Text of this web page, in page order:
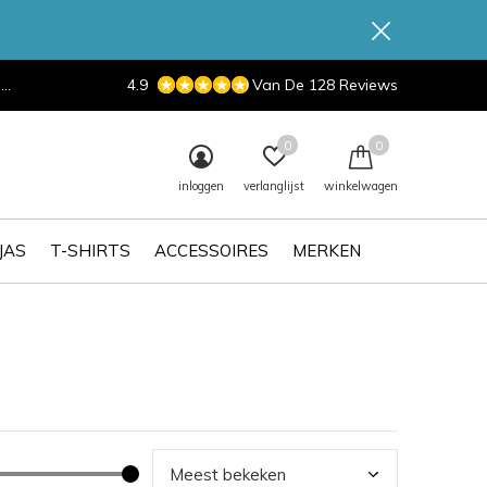
T-SHIRTS ACCESSOIRES MERKEN
inloggen verlanglijst
0
winkelwagen
0
4.9 Van De 128 Reviews